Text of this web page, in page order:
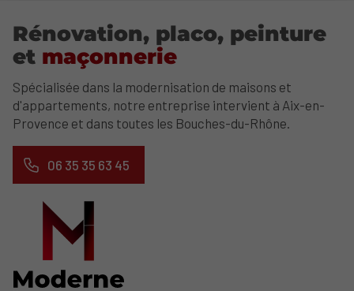
Rénovation, placo, peinture
et maçonnerie
Spécialisée dans la modernisation de maisons et
d'appartements, notre entreprise intervient à Aix-en-
Provence et dans toutes les Bouches-du-Rhône.
06 35 35 63 45